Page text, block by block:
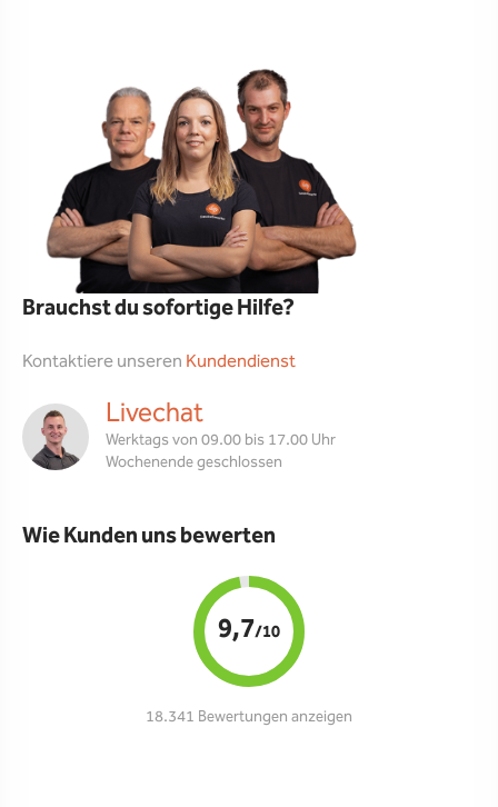
Brauchst du sofortige Hilfe?
Kontaktiere unseren Kundendienst
Livechat
Werktags von 09.00 bis 17.00 Uhr
Wochenende geschlossen
Wie Kunden uns bewerten
9,7/10
18.341 Bewertungen anzeigen